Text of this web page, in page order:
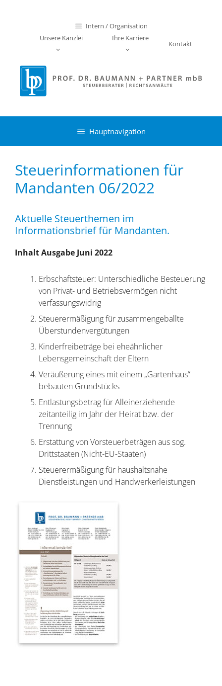
Intern / Organisation
Unsere Kanzlei
Ihre Karriere
Kontakt
Hauptnavigation
Steuerinformationen für
Mandanten 06/2022
Aktuelle Steuerthemen im
Informationsbrief für Mandanten.
Inhalt Ausgabe Juni 2022
Erbschaftsteuer: Unterschiedliche Besteuerung
von Privat- und Betriebsvermögen nicht
verfassungswidrig
Steuerermäßigung für zusammengeballte
Überstundenvergütungen
Kinderfreibeträge bei eheähnlicher
Lebensgemeinschaft der Eltern
Veräußerung eines mit einem „Gartenhaus“
bebauten Grundstücks
Entlastungsbetrag für Alleinerziehende
zeitanteilig im Jahr der Heirat bzw. der
Trennung
Erstattung von Vorsteuerbeträgen aus sog.
Drittstaaten (Nicht-EU-Staaten)
Steuerermäßigung für haushaltsnahe
Dienstleistungen und Handwerkerleistungen